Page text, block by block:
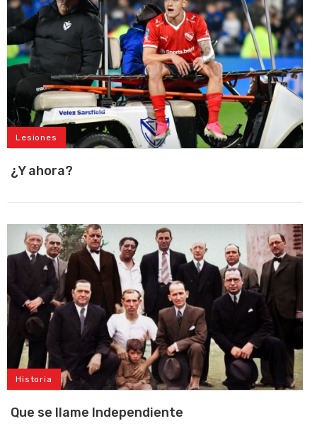
Lesiones
¿Y ahora?
Historia
Que se llame Independiente